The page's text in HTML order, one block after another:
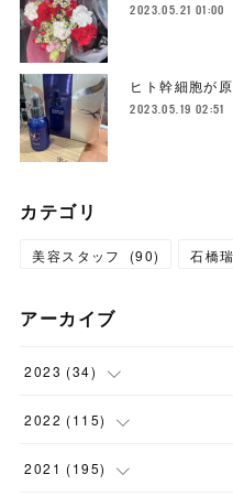
2023.05.21 01:00
ヒト幹細胞が
2023.05.19 02:51
カテゴリ
美容スタッフ (90) 石橋
アーカイブ
2023 (34)
( 1 )
(2)
2022 (115)
(8)
2021 (195)